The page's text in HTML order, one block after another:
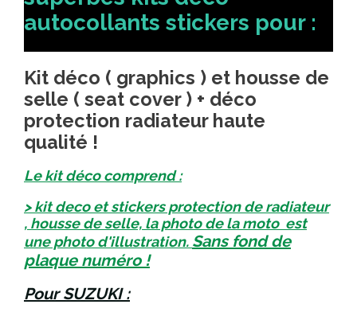
autocollants stickers pour :
Kit déco ( graphics ) et housse de
selle ( seat cover ) + déco
protection radiateur haute
qualité !
Le kit déco comprend :
> kit deco et stickers protection de radiateur
, housse de selle, la photo de la moto est
une photo d'illustration. Sans fond de
plaque numéro !
Pour SUZUKI :